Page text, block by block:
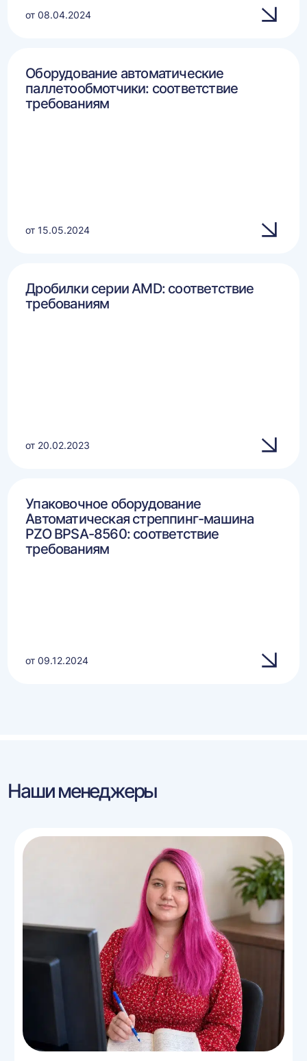
от 08.04.2024
Оборудование автоматические
паллетообмотчики: соответствие
требованиям
от 15.05.2024
Дробилки серии AMD: соответствие
требованиям
от 20.02.2023
Упаковочное оборудование
Автоматическая стреппинг-машина
PZO BPSA-8560: соответствие
требованиям
от 09.12.2024
Наши менеджеры